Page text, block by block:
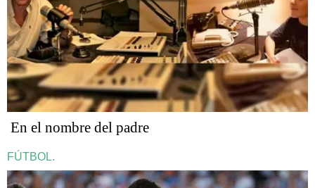
En el nombre del padre
FÚTBOL.